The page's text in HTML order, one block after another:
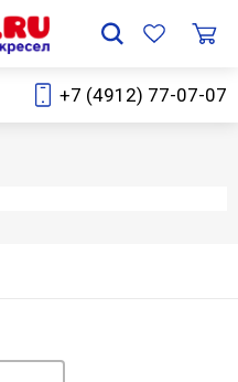
+7 (4912) 77-07-07